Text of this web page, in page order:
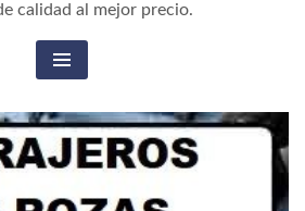
calidad al mejor precio.